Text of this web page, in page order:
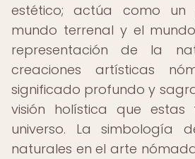
estético; actúa como un
mundo terrenal y el
representación de la
creaciones artísticas
significado profundo y
visión holística que estas
universo. La simbología
naturales en el arte